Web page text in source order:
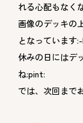
れる心配もなく
画像のデッキの
となっています
休みの日にはデ
ね:pint:
では、次回まで